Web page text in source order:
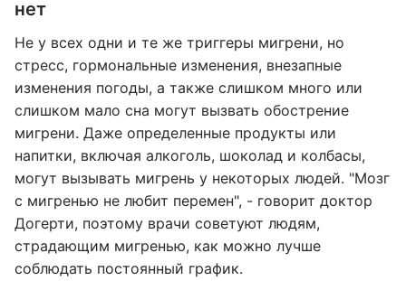
нет
Не у всех одни и те же триггеры мигрени, но
стресс, гормональные изменения, внезапные
изменения погоды, а также слишком много или
слишком мало сна могут вызвать обострение
мигрени. Даже определенные продукты или
напитки, включая алкоголь, шоколад и колбасы,
могут вызывать мигрень у некоторых людей. "Мозг
с мигренью не любит перемен", - говорит доктор
Догерти, поэтому врачи советуют людям,
страдающим мигренью, как можно лучше
соблюдать постоянный график.